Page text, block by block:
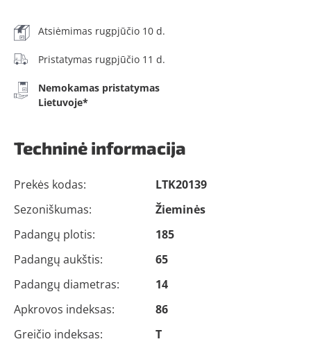
Atsiėmimas rugpjūčio 10 d.
Pristatymas rugpjūčio 11 d.
Nemokamas pristatymas
Lietuvoje*
Techninė informacija
Prekės kodas:
LTK20139
Sezoniškumas:
Žieminės
Padangų plotis:
185
Padangų aukštis:
65
Padangų diametras:
14
Apkrovos indeksas:
86
Greičio indeksas:
T